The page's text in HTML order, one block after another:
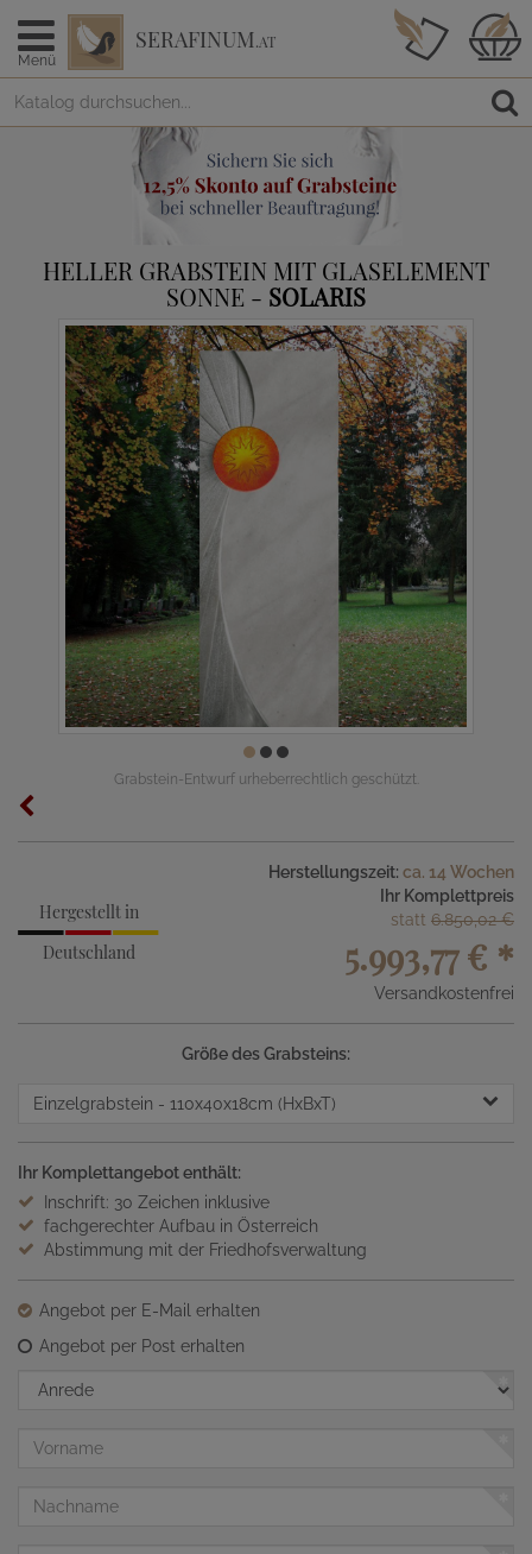
Menü
SERAFINUM.AT
HELLER GRABSTEIN MIT GLASELEMENT
SONNE - SOLARIS
Grabstein-Entwurf urheberrechtlich geschützt.
Hergestellt in
Deutschland
Herstellungszeit: ca. 14 Wochen
Ihr Komplettpreis
statt 6.850,02 €
5.993,77 € *
Versandkostenfrei
Größe des Grabsteins:
Einzelgrabstein - 110x40x18cm (HxBxT)
Ihr Komplettangebot enthält:
Inschrift: 30 Zeichen inklusive
fachgerechter Aufbau in Österreich
Abstimmung mit der Friedhofsverwaltung
Angebot per E-Mail erhalten
Angebot per Post erhalten
Anrede
Vorname
Nachname